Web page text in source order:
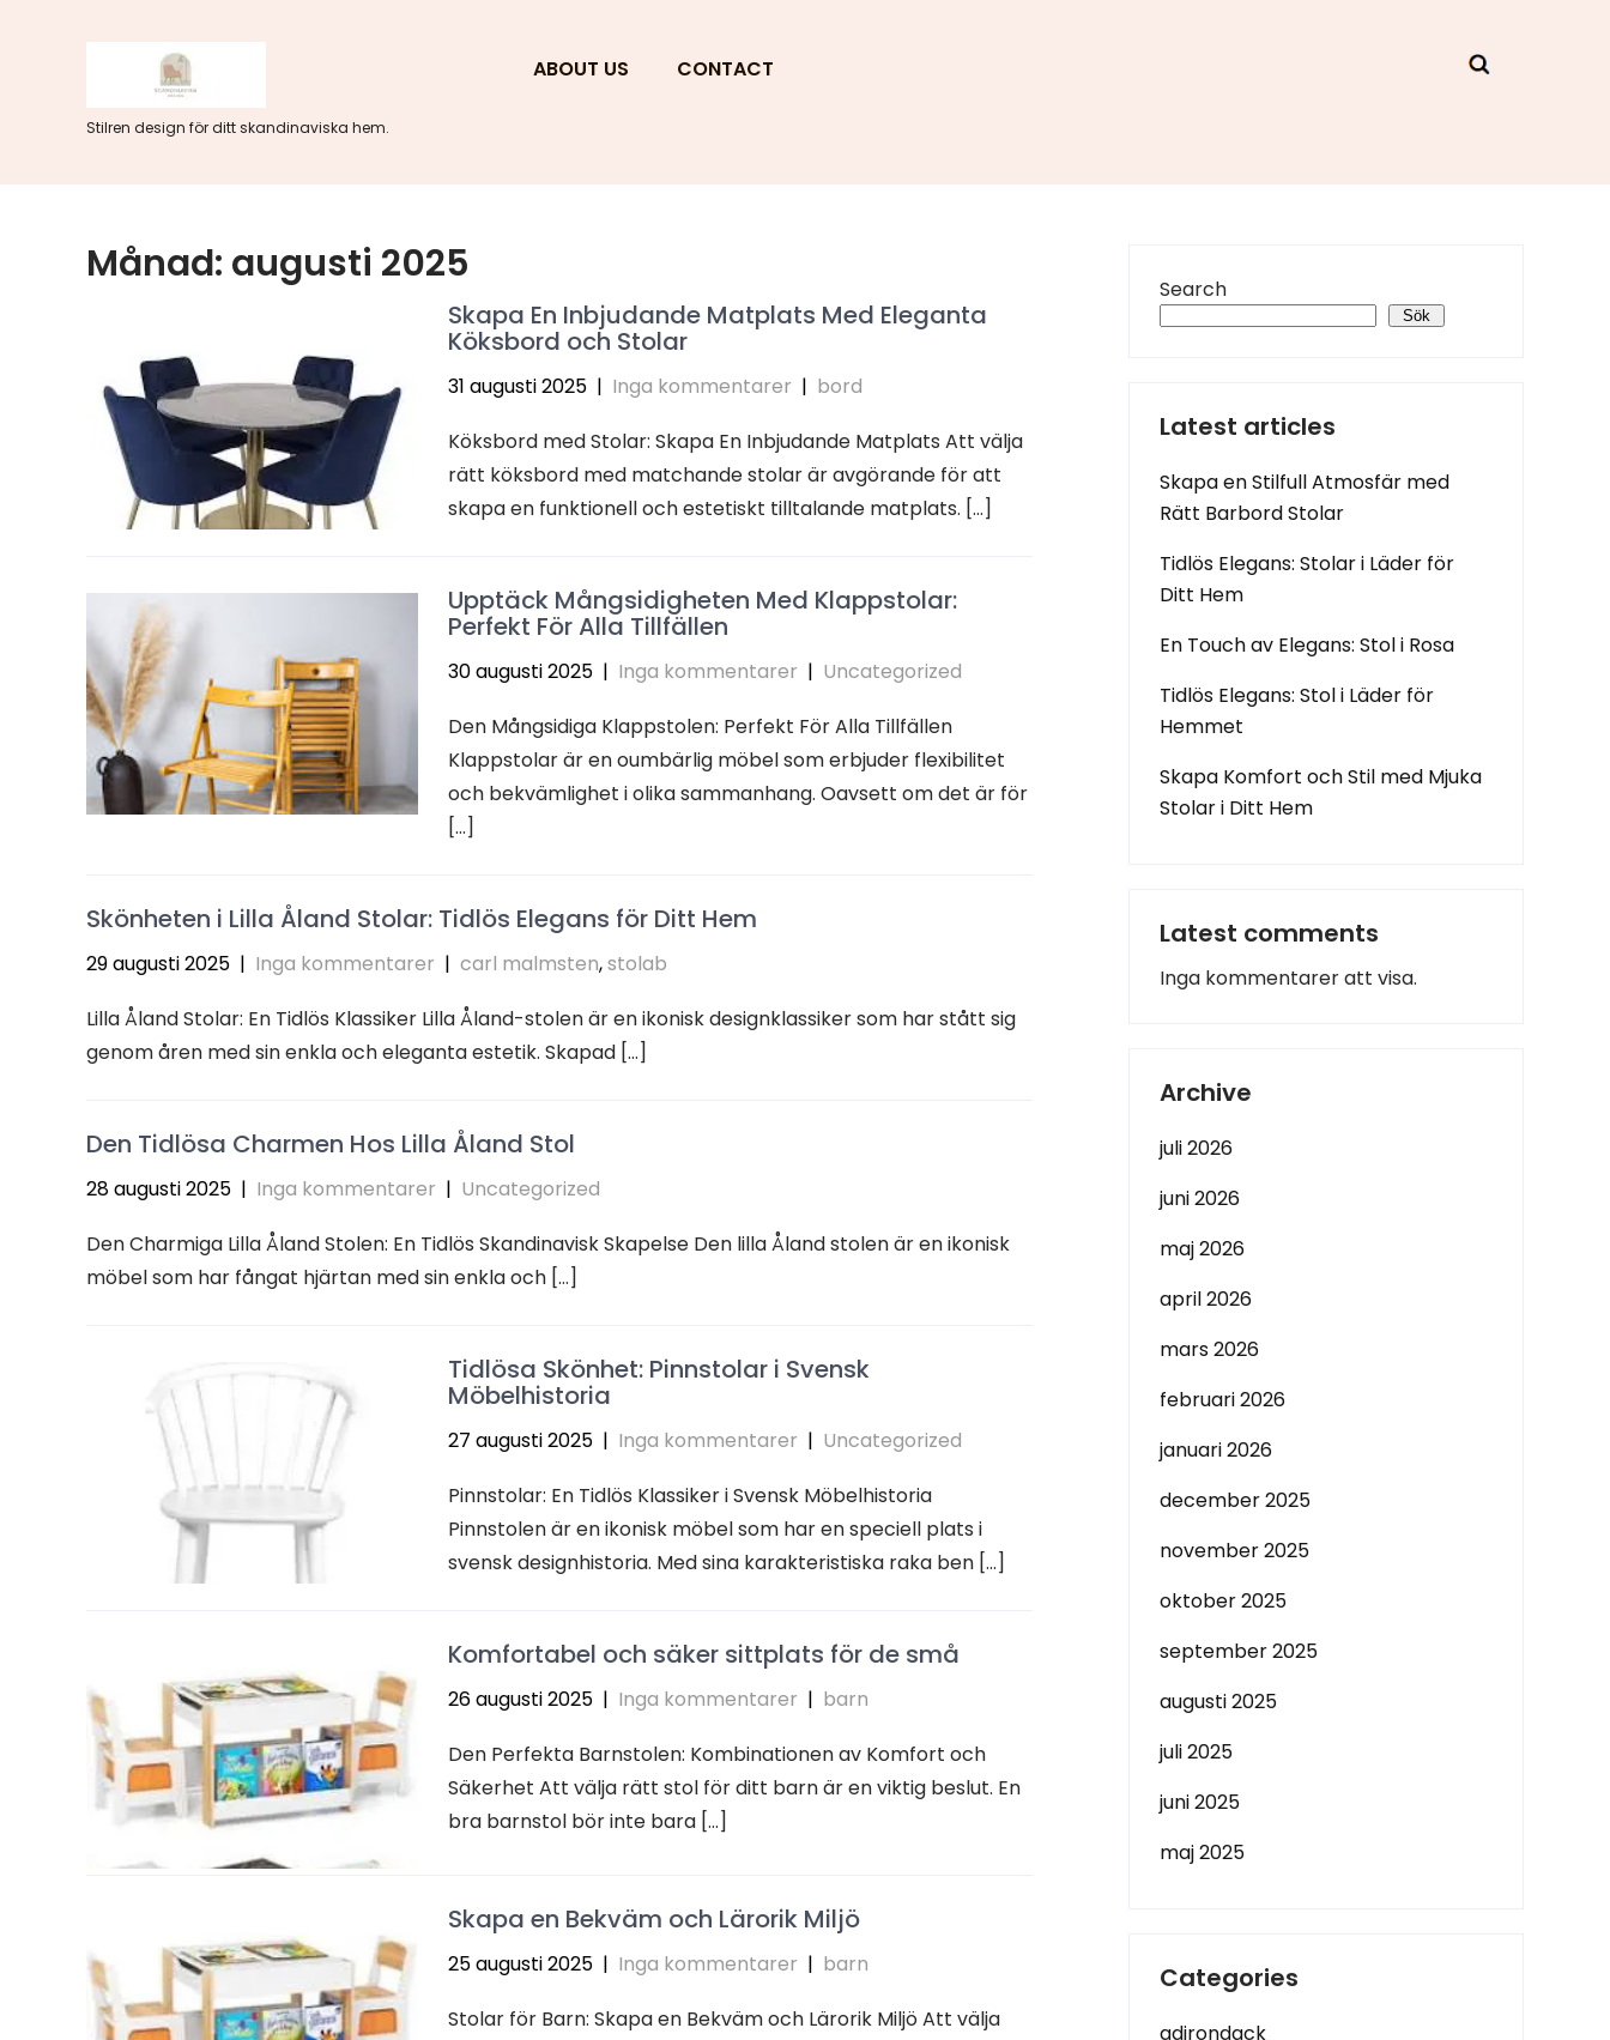
Stilren design för ditt skandinaviska hem.
ABOUT US CONTACT
Månad: augusti 2025
Skapa En Inbjudande Matplats Med Eleganta
Köksbord och Stolar
31 augusti 2025 | Inga kommentarer | bord
Köksbord med Stolar: Skapa En Inbjudande Matplats Att välja
rätt köksbord med matchande stolar är avgörande för att
skapa en funktionell och estetiskt tilltalande matplats. […]
Upptäck Mångsidigheten Med Klappstolar:
Perfekt För Alla Tillfällen
30 augusti 2025 | Inga kommentarer | Uncategorized
Den Mångsidiga Klappstolen: Perfekt För Alla Tillfällen
Klappstolar är en oumbärlig möbel som erbjuder flexibilitet
och bekvämlighet i olika sammanhang. Oavsett om det är för
[…]
Skönheten i Lilla Åland Stolar: Tidlös Elegans för Ditt Hem
29 augusti 2025 | Inga kommentarer | carl malmsten,stolab
Lilla Åland Stolar: En Tidlös Klassiker Lilla Åland-stolen är en ikonisk designklassiker som har stått sig
genom åren med sin enkla och eleganta estetik. Skapad […]
Den Tidlösa Charmen Hos Lilla Åland Stol
28 augusti 2025 | Inga kommentarer | Uncategorized
Den Charmiga Lilla Åland Stolen: En Tidlös Skandinavisk Skapelse Den lilla Åland stolen är en ikonisk
möbel som har fångat hjärtan med sin enkla och […]
Tidlösa Skönhet: Pinnstolar i Svensk
Möbelhistoria
27 augusti 2025 | Inga kommentarer | Uncategorized
Pinnstolar: En Tidlös Klassiker i Svensk Möbelhistoria
Pinnstolen är en ikonisk möbel som har en speciell plats i
svensk designhistoria. Med sina karakteristiska raka ben […]
Komfortabel och säker sittplats för de små
26 augusti 2025 | Inga kommentarer | barn
Den Perfekta Barnstolen: Kombinationen av Komfort och
Säkerhet Att välja rätt stol för ditt barn är en viktig beslut. En
bra barnstol bör inte bara […]
Skapa en Bekväm och Lärorik Miljö
25 augusti 2025 | Inga kommentarer | barn
Stolar för Barn: Skapa en Bekväm och Lärorik Miljö Att välja
Search
Sök
Latest articles
Skapa en Stilfull Atmosfär med
Rätt Barbord Stolar
Tidlös Elegans: Stolar i Läder för
Ditt Hem
En Touch av Elegans: Stol i Rosa
Tidlös Elegans: Stol i Läder för
Hemmet
Skapa Komfort och Stil med Mjuka
Stolar i Ditt Hem
Latest comments
Inga kommentarer att visa.
Archive
juli 2026
juni 2026
maj 2026
april 2026
mars 2026
februari 2026
januari 2026
december 2025
november 2025
oktober 2025
september 2025
augusti 2025
juli 2025
juni 2025
maj 2025
Categories
adirondack